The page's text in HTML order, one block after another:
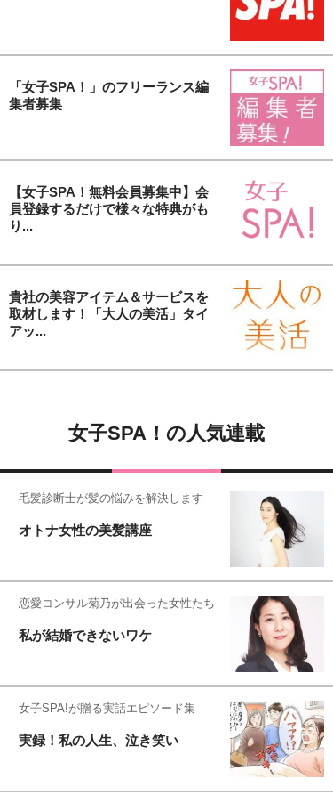
「女子SPA！」のフリーランス編
集者募集
【女子SPA！無料会員募集中】会
員登録するだけで様々な特典がも
り...
貴社の美容アイテム＆サービスを
取材します！「大人の美活」タイ
アッ...
女子SPA！の人気連載
毛髪診断士が髪の悩みを解決します
オトナ女性の美髪講座
恋愛コンサル菊乃が出会った女性たち
私が結婚できないワケ
女子SPA!が贈る実話エピソード集
実録！私の人生、泣き笑い